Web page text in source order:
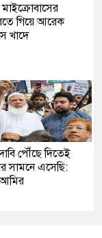
গিয়ে আরেক
খাদে
পৌঁছে দিতেই
সামনে এসেছি: